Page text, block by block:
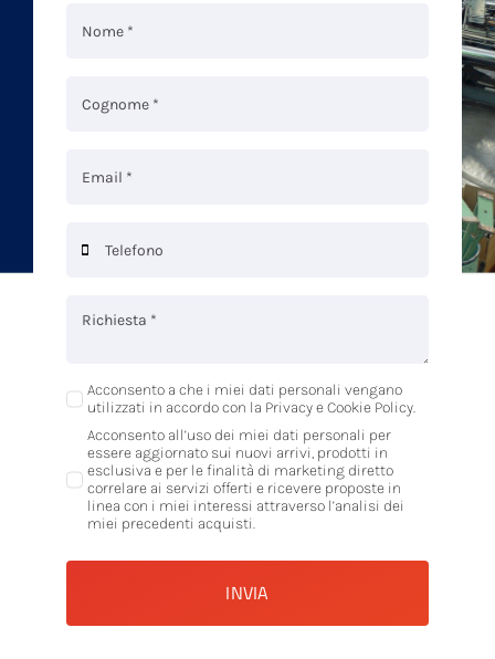
Acconsento a che i miei dati personali vengano
utilizzati in accordo con la Privacy e Cookie Policy.
Acconsento all’uso dei miei dati personali per
essere aggiornato sui nuovi arrivi, prodotti in
esclusiva e per le finalità di marketing diretto
correlare ai servizi offerti e ricevere proposte in
linea con i miei interessi attraverso l’analisi dei
miei precedenti acquisti.
INVIA